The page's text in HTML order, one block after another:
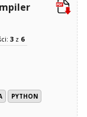
3z 6
PYTHON